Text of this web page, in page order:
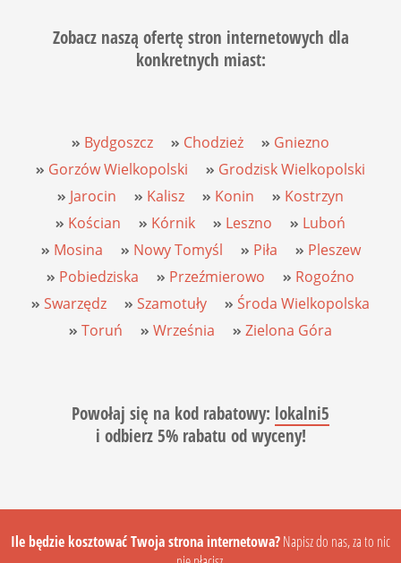
Zobacz naszą ofertę stron internetowych dla
konkretnych miast:
Bydgoszcz Chodzież
Gniezno
Gorzów Wielkopolski
Grodzisk Wielkopolski
Jarocin
Kalisz Konin
Kostrzyn
Kościan
Kórnik Leszno
Luboń
Mosina
Nowy Tomyśl Piła
Pleszew
Pobiedziska
Przeźmierowo
Rogoźno
Swarzędz
Szamotuły
Środa Wielkopolska
Toruń
Września Zielona Góra
Powołaj się na kod rabatowy: lokalni5
i odbierz 5% rabatu od wyceny!
Ile będzie kosztować Twoja strona internetowa?Napisz do nas, za to nic